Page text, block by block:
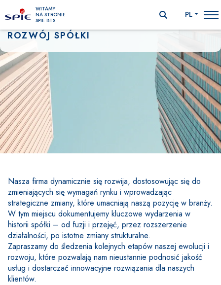
WITAMY
NA STRONIE
SPIE BTS
PL
ROZWÓJ SPÓŁKI
Treść
Nasza firma dynamicznie się rozwija, dostosowując się do
zmieniających się wymagań rynku i wprowadzając
strategiczne zmiany, które umacniają naszą pozycję w branży.
W tym miejscu dokumentujemy kluczowe wydarzenia w
historii spółki – od fuzji i przejęć, przez rozszerzenie
działalności, po istotne zmiany strukturalne.
Zapraszamy do śledzenia kolejnych etapów naszej ewolucji i
rozwoju, które pozwalają nam nieustannie podnosić jakość
usług i dostarczać innowacyjne rozwiązania dla naszych
klientów.